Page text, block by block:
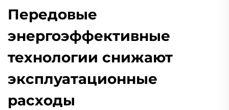
Передовые
энергоэффективные
технологии снижают
эксплуатационные
расходы